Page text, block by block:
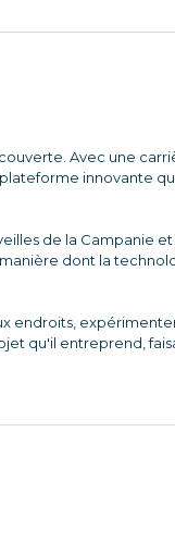
Avec une
innovante
de la Campanie
dont la
endroits,
qu'il entreprend,